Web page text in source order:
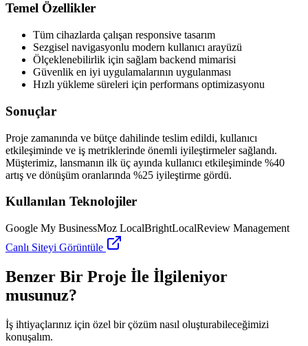
Temel Özellikler
Tüm cihazlarda çalışan responsive tasarım
Sezgisel navigasyonlu modern kullanıcı arayüzü
Ölçeklenebilirlik için sağlam backend mimarisi
Güvenlik en iyi uygulamalarının uygulanması
Hızlı yükleme süreleri için performans optimizasyonu
Sonuçlar
Proje zamanında ve bütçe dahilinde teslim edildi, kullanıcı
etkileşiminde ve iş metriklerinde önemli iyileştirmeler sağlandı.
Müşterimiz, lansmanın ilk üç ayında kullanıcı etkileşiminde %40
artış ve dönüşüm oranlarında %25 iyileştirme gördü.
Kullanılan Teknolojiler
Google My BusinessMoz LocalBrightLocalReview Management
Canlı Siteyi Görüntüle
Benzer Bir Proje İle İlgileniyor
musunuz?
İş ihtiyaçlarınız için özel bir çözüm nasıl oluşturabileceğimizi
konuşalım.